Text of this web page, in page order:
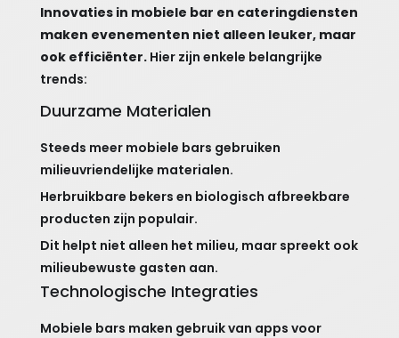
Innovaties in mobiele bar en cateringdiensten
maken evenementen niet alleen leuker, maar
ook efficiënter.Hier zijn enkele belangrijke
trends:
Duurzame Materialen
Steeds meer mobiele bars gebruiken
milieuvriendelijke materialen.
Herbruikbare bekers en biologisch afbreekbare
producten zijn populair.
Dit helpt niet alleen het milieu, maar spreekt ook
milieubewuste gasten aan.
Technologische Integraties
Mobiele bars maken gebruik van apps voor